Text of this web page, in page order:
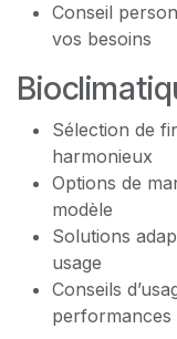
Conseil
vos besoins
Sélection de
harmonieux
Options de
modèle
Solutions
usage
Conseils
performances